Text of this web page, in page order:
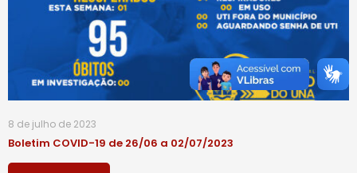
8 de julho de 2023
Boletim COVID-19 de 26/06 a 02/07/2023